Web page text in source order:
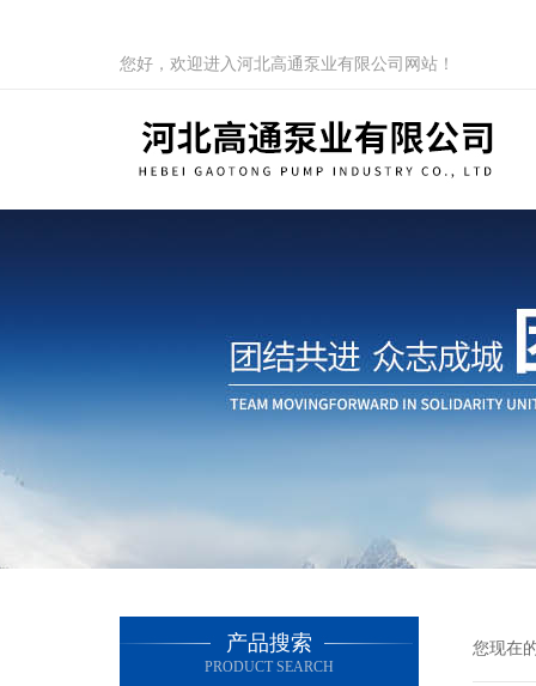
您好，欢迎进入河北高通泵业有限公司网站！
产品搜索
PRODUCT SEARCH
您现在